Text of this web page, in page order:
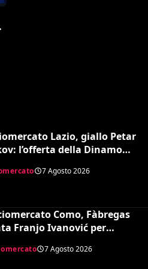
Lazio, giallo Petar
l’offerta della Dinamo
7 Agosto 2026
Como, Fàbregas
Franjo Ivanović per
il punto sulla trattativa
7 Agosto 2026